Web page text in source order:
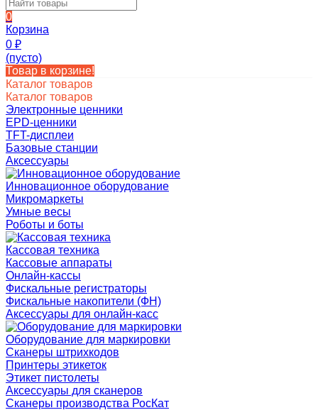
0
Корзина
0 ₽
(пусто)
Товар в корзине!
Каталог товаров
Каталог товаров
Электронные ценники
EPD-ценники
TFT-дисплеи
Базовые станции
Аксессуары
Инновационное оборудование
Микромаркеты
Умные весы
Роботы и боты
Кассовая техника
Кассовые аппараты
Онлайн-кассы
Фискальные регистраторы
Фискальные накопители (ФН)
Аксессуары для онлайн-касс
Оборудование для маркировки
Сканеры штрихкодов
Принтеры этикеток
Этикет пистолеты
Аксессуары для сканеров
Сканеры производства РосКат